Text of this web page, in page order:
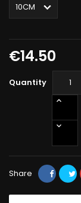
€14.50
Quantity
Share